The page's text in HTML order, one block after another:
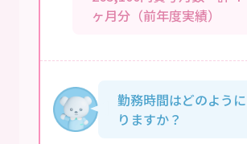
ヶ月分（前年度実績）
勤務時間はどのよう
りますか？